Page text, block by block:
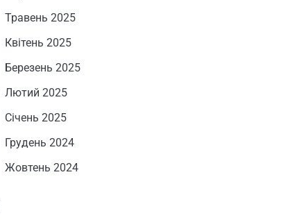
Травень 2025
Квітень 2025
Березень 2025
Лютий 2025
Січень 2025
Грудень 2024
Жовтень 2024